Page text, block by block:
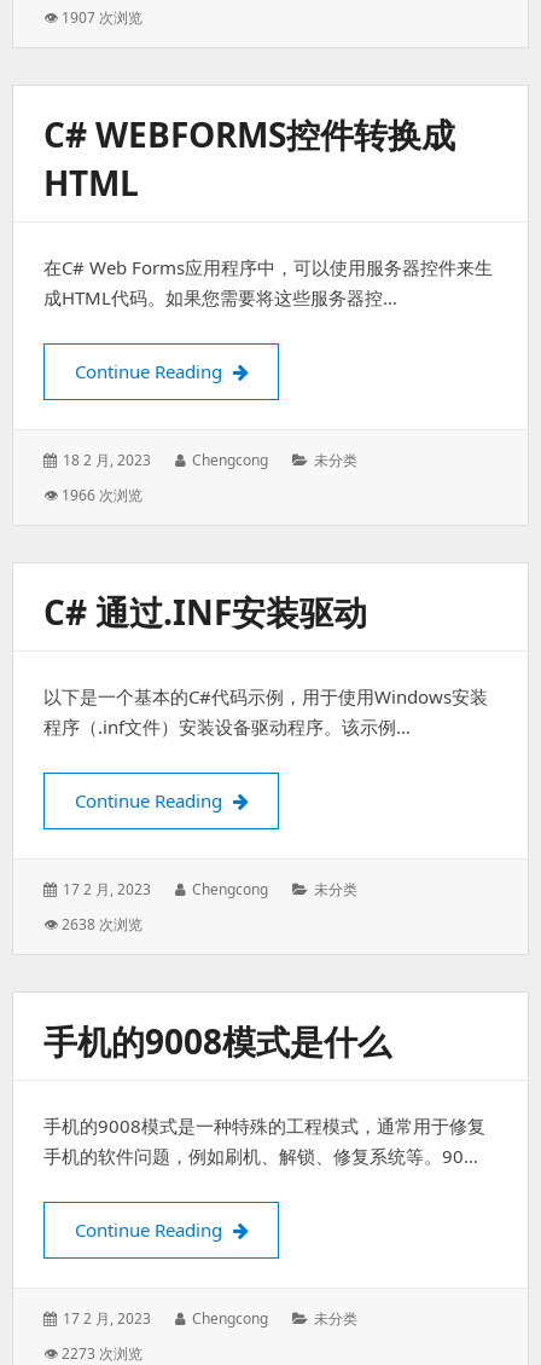
👁 1907 次浏览
C# WEBFORMS控件转换成
HTML
在C# Web Forms应用程序中，可以使用服务器控件来生
成HTML代码。如果您需要将这些服务器控…
Continue Reading C# webforms控件转换成html
Posted
18 2 月, 2023 Author:
Chengcong Categories:
未分类
👁 1966 次浏览
C# 通过.INF安装驱动
以下是一个基本的C#代码示例，用于使用Windows安装
程序（.inf文件）安装设备驱动程序。该示例…
Continue Reading C# 通过.inf安装驱动
Posted
17 2 月, 2023 Author:
Chengcong Categories:
未分类
👁 2638 次浏览
手机的9008模式是什么
手机的9008模式是一种特殊的工程模式，通常用于修复
手机的软件问题，例如刷机、解锁、修复系统等。90…
Continue Reading 手机的9008模式是什么
Posted
17 2 月, 2023 Author:
Chengcong Categories:
未分类
👁 2273 次浏览